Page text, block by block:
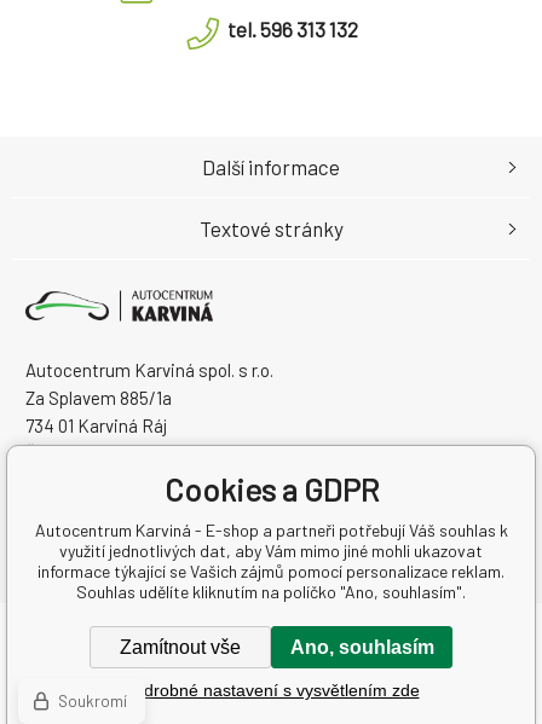
tel. 596 313 132
Autocentrum Karviná spol. s r.o.
Za Splavem 885/1a
734 01 Karviná Ráj
Česká Republika
Další informace
Textové stránky
Copyright © 2026 Autocentrum Karviná spol. s r.o.
Všechna práva vyhrazena.
Tvorba a pronájem eshopůBINARGON.cz-Mapa stránek
Cookies a GDPR
Autocentrum Karviná - E-shop a partneři potřebují Váš souhlas k
využití jednotlivých dat, aby Vám mimo jiné mohli ukazovat
informace týkající se Vašich zájmů pomocí personalizace reklam.
Souhlas udělíte kliknutím na políčko "Ano, souhlasím".
Zamítnout vše Ano, souhlasím
Podrobné nastavení s vysvětlením zde
Soukromí